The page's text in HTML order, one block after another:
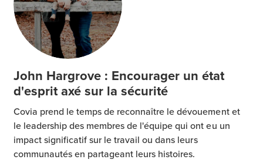
John Hargrove : Encourager un état
d'esprit axé sur la sécurité
Covia prend le temps de reconnaître le dévouement et
le leadership des membres de l'équipe qui ont eu un
impact significatif sur le travail ou dans leurs
communautés en partageant leurs histoires.